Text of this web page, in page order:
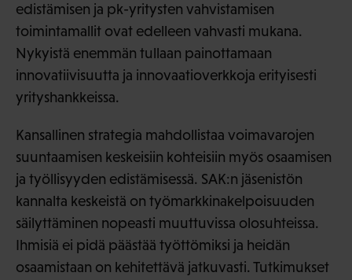
edistämisen ja pk-yritysten vahvistamisen
toimintamallit ovat edelleen vahvasti mukana.
Nykyistä enemmän tullaan painottamaan
innovatiivisuutta ja innovaatioverkkoja erityisesti
yrityshankkeissa.
Kansallinen strategia mahdollistaa voimavarojen
suuntaamisen keskeisiin kohteisiin myös osaamisen
ja työllisyyden edistämisessä. SAK:n jäsenistön
kannalta keskeistä on työmarkkinakelpoisuuden
säilyttäminen nopeasti muuttuvissa olosuhteissa.
Ihmisiä ei pidä päästää työttömiksi ja heidän
osaamistaan on kehitettävä jatkuvasti. Tutkimukset